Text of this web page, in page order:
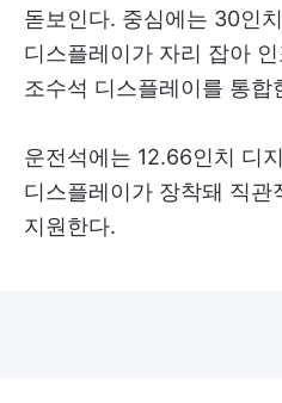
돋보인다. 중심에는 30인
디스플레이가 자리 잡아
조수석 디스플레이를 통합
운전석에는 12.66인치 디
디스플레이가 장착돼 직관
지원한다.